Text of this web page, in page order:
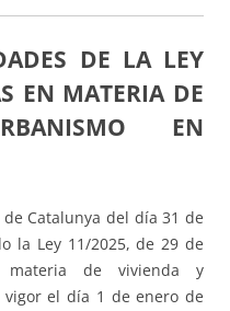
DE LA LEY
EN MATERIA DE
EN
Catalunya del día 31 de
la Ley 11/2025, de 29 de
materia de vivienda y
el día 1 de enero de